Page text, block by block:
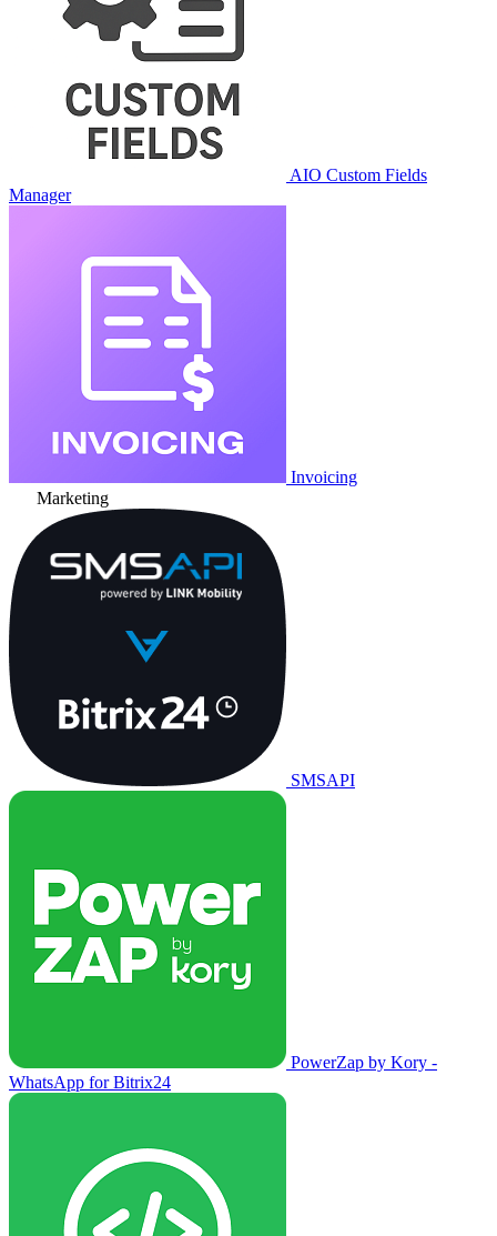
AIO Custom Fields
Manager
Invoicing
Marketing
SMSAPI
PowerZap by Kory -
WhatsApp for Bitrix24